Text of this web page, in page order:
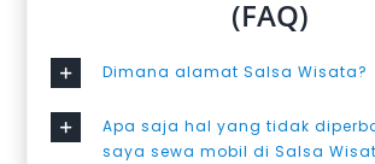
(FAQ)
Dimana alamat Salsa Wisata?
Apa saja hal yang tidak
saya sewa mobil di Salsa